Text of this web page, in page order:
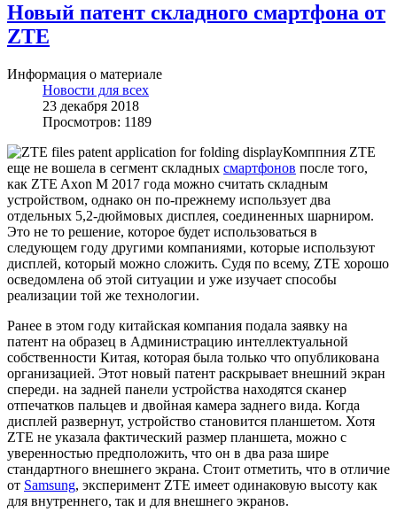
Новый патент складного смартфона от
ZTE
Информация о материале
Новости для всех
23 декабря 2018
Просмотров: 1189
Комппния ZTE
еще не вошела в сегмент складных смартфонов после того,
как ZTE Axon M 2017 года можно считать складным
устройством, однако он по-прежнему использует два
отдельных 5,2-дюймовых дисплея, соединенных шарниром.
Это не то решение, которое будет использоваться в
следующем году другими компаниями, которые используют
дисплей, который можно сложить. Судя по всему, ZTE хорошо
осведомлена об этой ситуации и уже изучает способы
реализации той же технологии.
Ранее в этом году китайская компания подала заявку на
патент на образец в Администрацию интеллектуальной
собственности Китая, которая была только что опубликована
организацией. Этот новый патент раскрывает внешний экран
спереди. на задней панели устройства находятся сканер
отпечатков пальцев и двойная камера заднего вида. Когда
дисплей развернут, устройство становится планшетом. Хотя
ZTE не указала фактический размер планшета, можно с
уверенностью предположить, что он в два раза шире
стандартного внешнего экрана. Стоит отметить, что в отличие
от Samsung, эксперимент ZTE имеет одинаковую высоту как
для внутреннего, так и для внешнего экранов.